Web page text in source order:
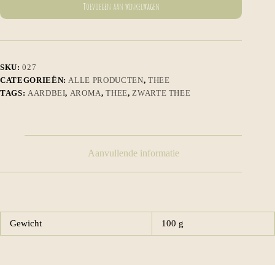
Toevoegen aan winkelwagen
SKU:027
CATEGORIEËN: ALLE PRODUCTEN, THEE
TAGS: AARDBEI, AROMA,THEE, ZWARTE THEE
Aanvullende informatie
Gewicht 100 g